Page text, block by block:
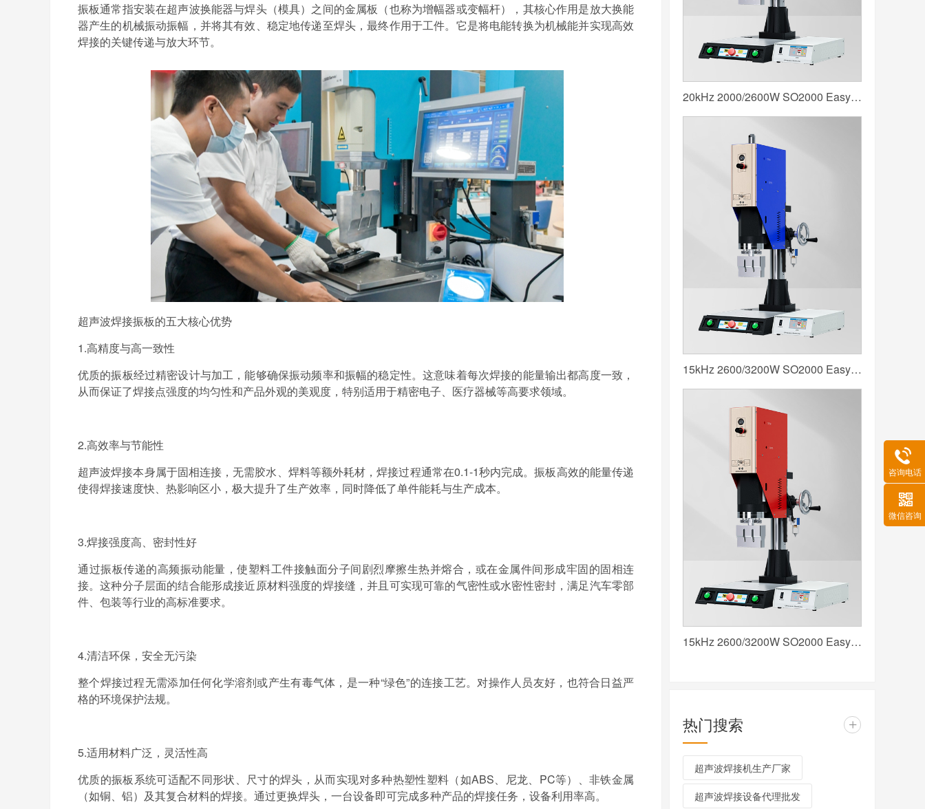
振板通常指安装在超声波换能器与焊头（模具）之间的金属板（也称为增幅器或变幅杆），其核心作用是放大换能
器产生的机械振动振幅，并将其有效、稳定地传递至焊头，最终作用于工件。它是将电能转换为机械能并实现高效
焊接的关键传递与放大环节。
超声波焊接振板的五大核心优势
1.高精度与高一致性
优质的振板经过精密设计与加工，能够确保振动频率和振幅的稳定性。这意味着每次焊接的能量输出都高度一致，
从而保证了焊接点强度的均匀性和产品外观的美观度，特别适用于精密电子、医疗器械等高要求领域。
2.高效率与节能性
超声波焊接本身属于固相连接，无需胶水、焊料等额外耗材，焊接过程通常在0.1-1秒内完成。振板高效的能量传递
使得焊接速度快、热影响区小，极大提升了生产效率，同时降低了单件能耗与生产成本。
3.焊接强度高、密封性好
通过振板传递的高频振动能量，使塑料工件接触面分子间剧烈摩擦生热并熔合，或在金属件间形成牢固的固相连
接。这种分子层面的结合能形成接近原材料强度的焊接缝，并且可实现可靠的气密性或水密性密封，满足汽车零部
件、包装等行业的高标准要求。
4.清洁环保，安全无污染
整个焊接过程无需添加任何化学溶剂或产生有毒气体，是一种“绿色”的连接工艺。对操作人员友好，也符合日益严
格的环境保护法规。
5.适用材料广泛，灵活性高
优质的振板系统可适配不同形状、尺寸的焊头，从而实现对多种热塑性塑料（如ABS、尼龙、 PC等）、非铁金属
（如铜、铝）及其复合材料的焊接。通过更换焊头，一台设备即可完成多种产品的焊接任务，设备利用率高。
20kHz 2000/2600W SO2000 Easy 声峰超声波焊接机 数字 圆立柱 蓝
15kHz 2600/3200W SO2000 Easy 声峰超声波焊接机 数字 圆立柱 蓝色
15kHz 2600/3200W SO2000 Easy 声峰超声波焊接机 数字 圆立柱 红
热门搜索 +
超声波焊接机生产厂家
超声波焊接设备代理批发
咨询电话
微信咨询